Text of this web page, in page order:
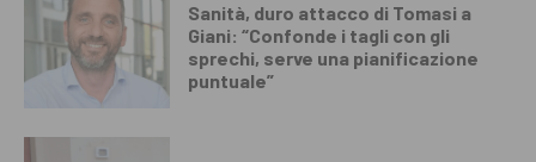
Sanità, duro attacco di Tomasi a
Giani: “Confonde i tagli con gli
sprechi, serve una pianificazione
puntuale”